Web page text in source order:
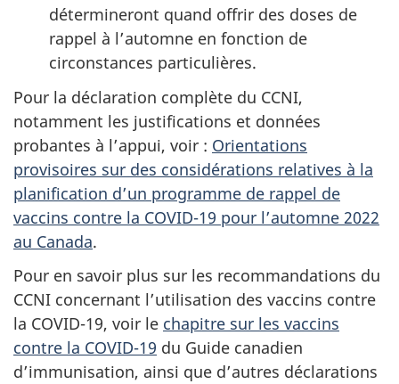
détermineront quand offrir des doses de
rappel à l’automne en fonction de
circonstances particulières.
Pour la déclaration complète du CCNI,
notamment les justifications et données
probantes à l’appui, voir : Orientations
provisoires sur des considérations relatives à la
planification d’un programme de rappel de
vaccins contre la COVID-19 pour l’automne 2022
au Canada.
Pour en savoir plus sur les recommandations du
CCNI concernant l’utilisation des vaccins contre
la COVID-19, voir le chapitre sur les vaccins
contre la COVID-19 du Guide canadien
d’immunisation, ainsi que d’autres déclarations